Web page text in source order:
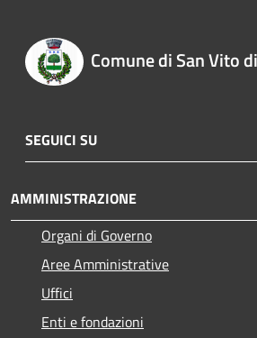
Comune di San Vito
SEGUICI SU
AMMINISTRAZIONE
Organi di Governo
Aree Amministrative
Uffici
Enti e fondazioni